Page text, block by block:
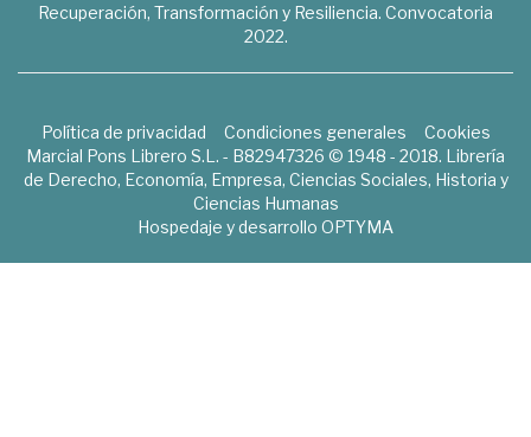
Recuperación, Transformación y Resiliencia. Convocatoria
2022.
Política de privacidad Condiciones generales
Cookies
Marcial Pons Librero S.L. - B82947326 © 1948 - 2018. Librería
de Derecho, Economía, Empresa, Ciencias Sociales, Historia y
Ciencias Humanas
Hospedaje y desarrollo OPTYMA